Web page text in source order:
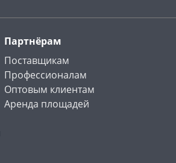
Партнёрам
Поставщикам
Профессионалам
Оптовым клиентам
Аренда площадей